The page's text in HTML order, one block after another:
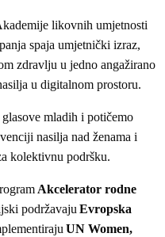
likovnih umjetnosti
spaja umjetnički izraz,
zdravlju u jedno angažirano
u digitalnom prostoru.
mladih i potičemo
nasilja nad ženama i
kolektivnu podršku.
Akcelerator rodne
podržavaju Evropska
UN Women,